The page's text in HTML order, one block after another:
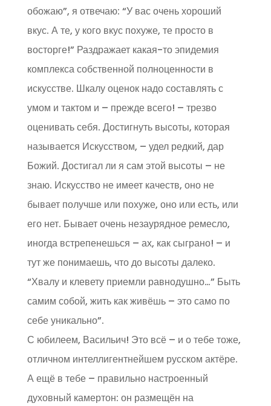
обожаю”, я отвечаю: “У вас очень хороший
вкус. А те, у кого вкус похуже, те просто в
восторге!” Раздражает какая-то эпидемия
комплекса собственной полноценности в
искусстве. Шкалу оценок надо составлять с
умом и тактом и – прежде всего! – трезво
оценивать себя. Достигнуть высоты, которая
называется Искусством, – удел редкий, дар
Божий. Достигал ли я сам этой высоты – не
знаю. Искусство не имеет качеств, оно не
бывает получше или похуже, оно или есть, или
его нет. Бывает очень незаурядное ремесло,
иногда встрепенешься – ах, как сыграно! – и
тут же понимаешь, что до высоты далеко.
“Хвалу и клевету приемли равнодушно…” Быть
самим собой, жить как живёшь – это само по
себе уникально”.
С юбилеем, Васильич! Это всё – и о тебе тоже,
отличном интеллигентнейшем русском актёре.
А ещё в тебе – правильно настроенный
духовный камертон: он размещён на